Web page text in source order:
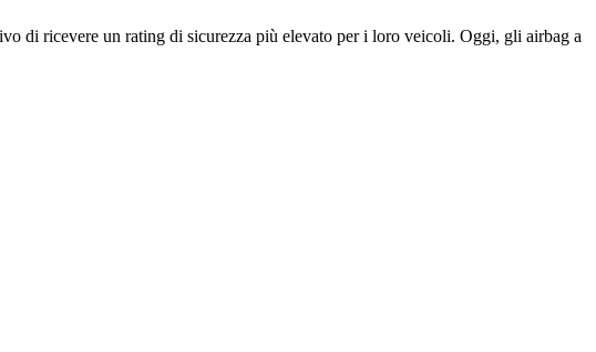
di ricevere un rating di sicurezza più elevato per i loro veicoli. Oggi, gli airbag a